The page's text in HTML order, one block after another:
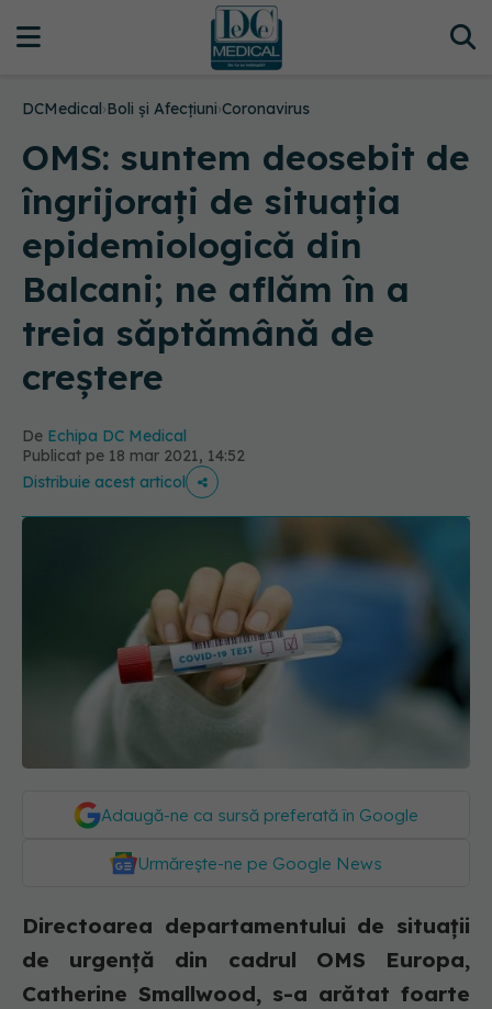
DCMedical›Boli și Afecțiuni›Coronavirus
OMS: suntem deosebit de
îngrijorați de situația
epidemiologică din
Balcani; ne aflăm în a
treia săptămână de
creștere
De Echipa DC Medical
Publicat pe 18 mar 2021, 14:52
Distribuie acest articol
Adaugă-ne ca sursă preferată în Google
Urmărește-ne pe Google News
Directoarea departamentului de situaţii
de urgenţă din cadrul OMS Europa,
Catherine Smallwood, s-a arătat foarte